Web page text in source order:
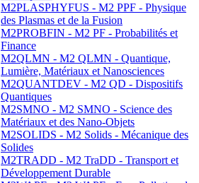
M2PLASPHYFUS - M2 PPF - Physique
des Plasmas et de la Fusion
M2PROBFIN - M2 PF - Probabilités et
Finance
M2QLMN - M2 QLMN - Quantique,
Lumière, Matériaux et Nanosciences
M2QUANTDEV - M2 QD - Dispositifs
Quantiques
M2SMNO - M2 SMNO - Science des
Matériaux et des Nano-Objets
M2SOLIDS - M2 Solids - Mécanique des
Solides
M2TRADD - M2 TraDD - Transport et
Développement Durable